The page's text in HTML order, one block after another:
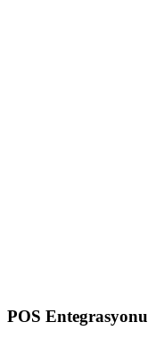
POS Entegrasyonu